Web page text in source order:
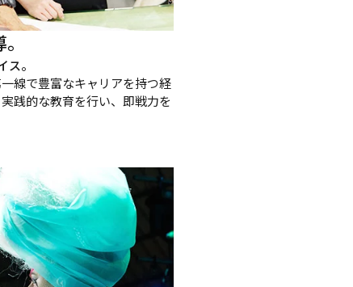
。
線で豊富なキャリアを持つ経
践的な教育を行い、即戦力を